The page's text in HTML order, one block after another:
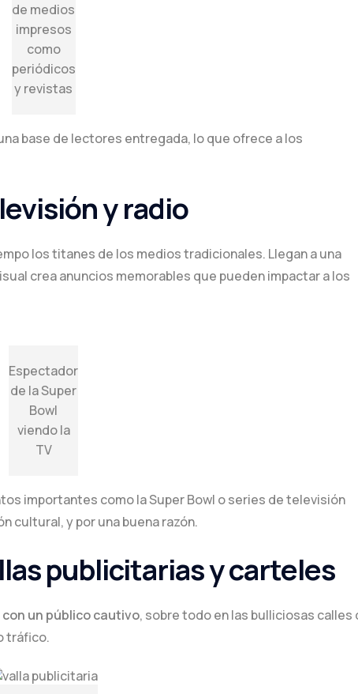
de medios
impresos
como
periódicos
y revistas
base de lectores entregada, lo que ofrece a los
y radio
los titanes de los medios tradicionales. Llegan a una
crea anuncios memorables que pueden impactar a los
Espectador
de la Super
Bowl
viendo la
TV
importantes como la Super Bowl o series de televisión
cultural, y por una buena razón.
publicitarias y carteles
un público cautivo, sobre todo en las bulliciosas calles
tráfico.